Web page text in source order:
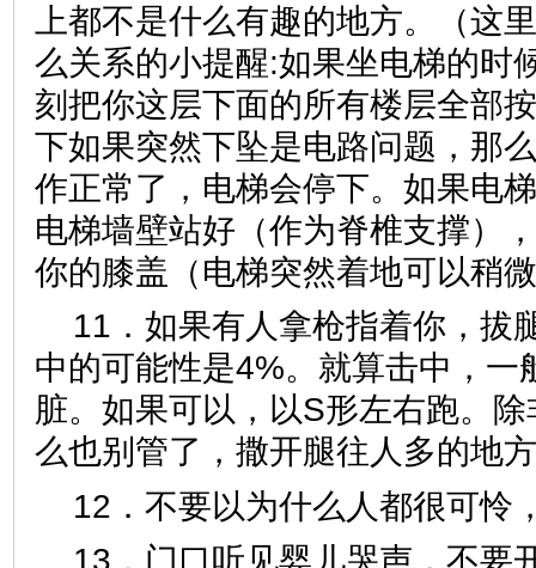
上都不是什么有趣的地方。（这
么关系的小提醒:如果坐电梯的时
刻把你这层下面的所有楼层全部
下如果突然下坠是电路问题，那
作正常了，电梯会停下。如果电
电梯墙壁站好（作为脊椎支撑）
你的膝盖（电梯突然着地可以稍
11．如果有人拿枪指着你，拔
中的可能性是4%。就算击中，一
脏。如果可以，以S形左右跑。
么也别管了，撒开腿往人多的地
12．不要以为什么人都很可怜
13．门口听见婴儿哭声，不要